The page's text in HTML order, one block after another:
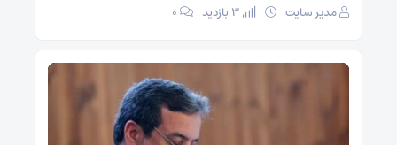
مدیر سایت ۰